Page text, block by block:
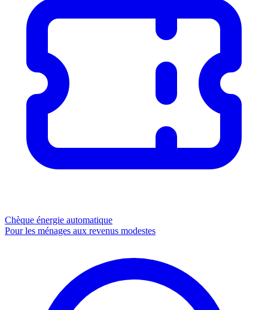
Chèque énergie automatique
Pour les ménages aux revenus modestes